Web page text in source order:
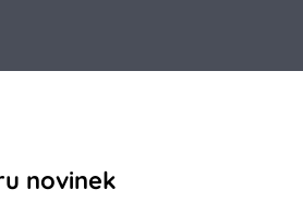
novinek